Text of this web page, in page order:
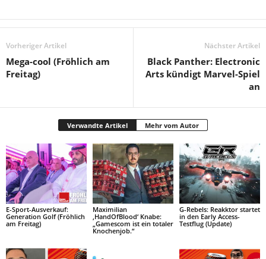
Vorheriger Artikel
Mega-cool (Fröhlich am
Freitag)
Nächster Artikel
Black Panther: Electronic
Arts kündigt Marvel-Spiel
an
Verwandte Artikel Mehr vom Autor
E-Sport-Ausverkauf:
Generation Golf (Fröhlich
am Freitag)
Maximilian
‚HandOfBlood‘ Knabe:
„Gamescom ist ein totaler
Knochenjob.“
G-Rebels: Reakktor startet
in den Early Access-
Testflug (Update)